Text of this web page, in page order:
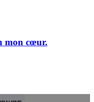
mon cœur.